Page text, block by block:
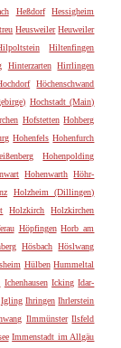
Heßdorf
Hessigheim
Heusweiler Heuweiler
Hiltenfingen
Hinterzarten
Hirrlingen
Höchenschwand
Hochstadt (Main)
Hofstetten Hohberg
Hohenfels Hohenfurch
Hohenpolding
Hohenwarth Höhr-
Holzheim (Dillingen)
Holzkirch
Holzkirchen
Höpfingen Horb am
Hösbach Höslwang
Hülben Hummeltal
Ichenhausen Icking Idar-
Igling Ihringen Ihrlerstein
Ilmmünster Ilsfeld
Immenstadt im Allgäu